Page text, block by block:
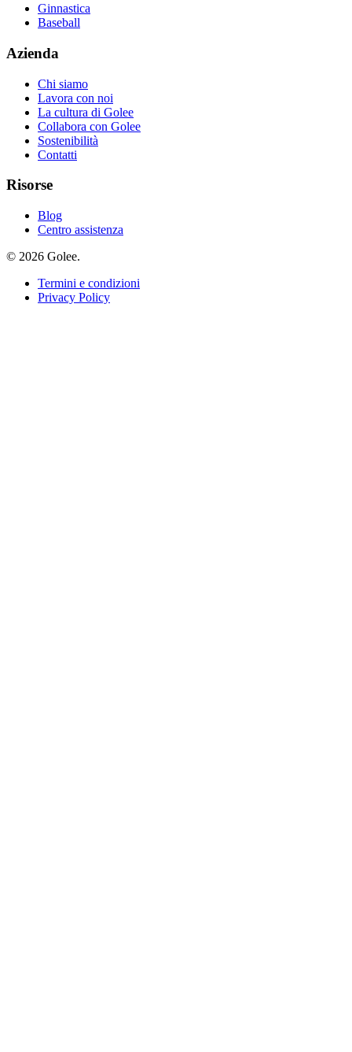
Ginnastica
Baseball
Azienda
Chi siamo
Lavora con noi
La cultura di Golee
Collabora con Golee
Sostenibilità
Contatti
Risorse
Blog
Centro assistenza
© 2026 Golee.
Termini e condizioni
Privacy Policy